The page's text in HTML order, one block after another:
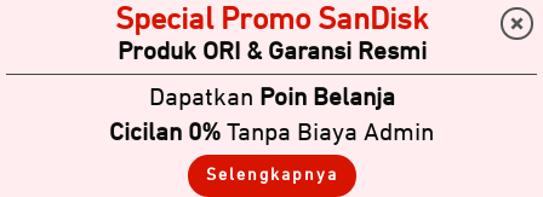
Special Promo SanDisk
Produk ORI & Garansi Resmi
Dapatkan Poin Belanja
Cicilan 0% Tanpa Biaya Admin
Selengkapnya